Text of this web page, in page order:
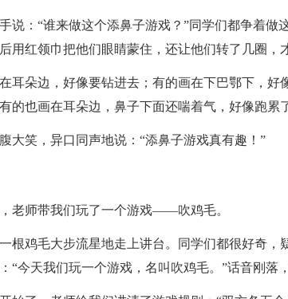
：“谁来做这个添鼻子游戏？”同学们都争着做
用红领巾把他们眼睛蒙住，还让他们转了几圈，
朵边，好像要钻进去；有的画在下巴鄂下，好
的也画在耳朵边，鼻子下面还喘着气，好像跑累
笑，异口同声地说：“添鼻子游戏真有趣！”
师带我们玩了一个游戏——吹鸡毛。
鸡毛大步流星地走上讲台。同学们都很好奇，
“今天我们玩一个游戏，名叫吹鸡毛。”话音刚落